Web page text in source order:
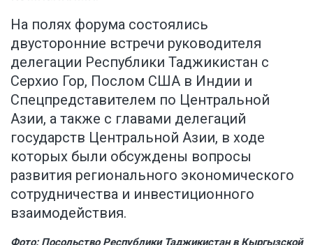
На полях форума состоялись
двусторонние встречи руководителя
делегации Республики Таджикистан с
Серхио Гор, Послом США в Индии и
Спецпредставителем по Центральной
Азии, а также с главами делегаций
государств Центральной Азии, в ходе
которых были обсуждены вопросы
развития регионального экономического
сотрудничества и инвестиционного
взаимодействия.
Фото: Посольство Республики Таджикистан в Кыргызской